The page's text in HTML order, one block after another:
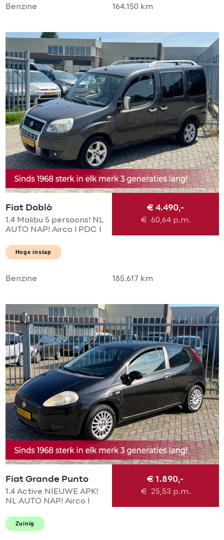
Benzine 164.150 km
Fiat Doblò
1.4 Malibu 5 persoons! NL
AUTO NAP! Airco l PDC l
pakket! TOPSTAAT l
Goed onderhouden!
€ 4.490,-
€ 60,64p.m.
Hoge instap
Benzine 185.617 km
Fiat Grande Punto
1.4 Active NIEUWE APK!
NL AUTO NAP! Airco l
MTF-STUUR! PERFECT
ONDERHOUDEN! 2e
€ 1.890,-
€ 25,53 p.m.
Zuinig